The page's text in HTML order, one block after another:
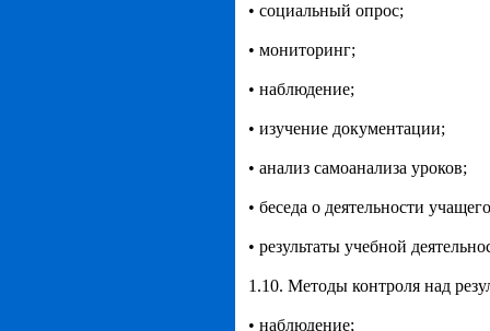
• социальный опрос;
• мониторинг;
• наблюдение;
• изучение документации;
• анализ самоанализа уроков;
• беседа о деятельности
• результаты учебной
1.10. Методы контроля над
• наблюдение;